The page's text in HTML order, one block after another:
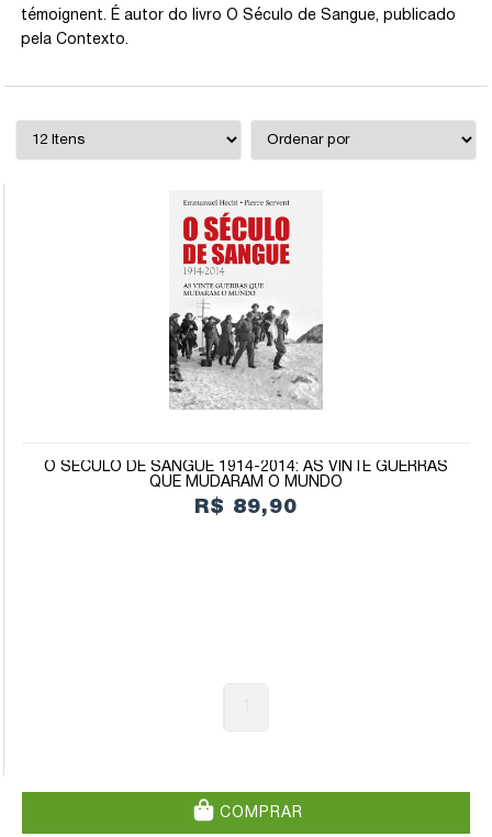
témoignent. É autor do livro O Século de Sangue, publicado
pela Contexto.
O SÉCULO DE SANGUE 1914-2014: AS VINTE GUERRAS
QUE MUDARAM O MUNDO
R$ 89,90
COMPRAR